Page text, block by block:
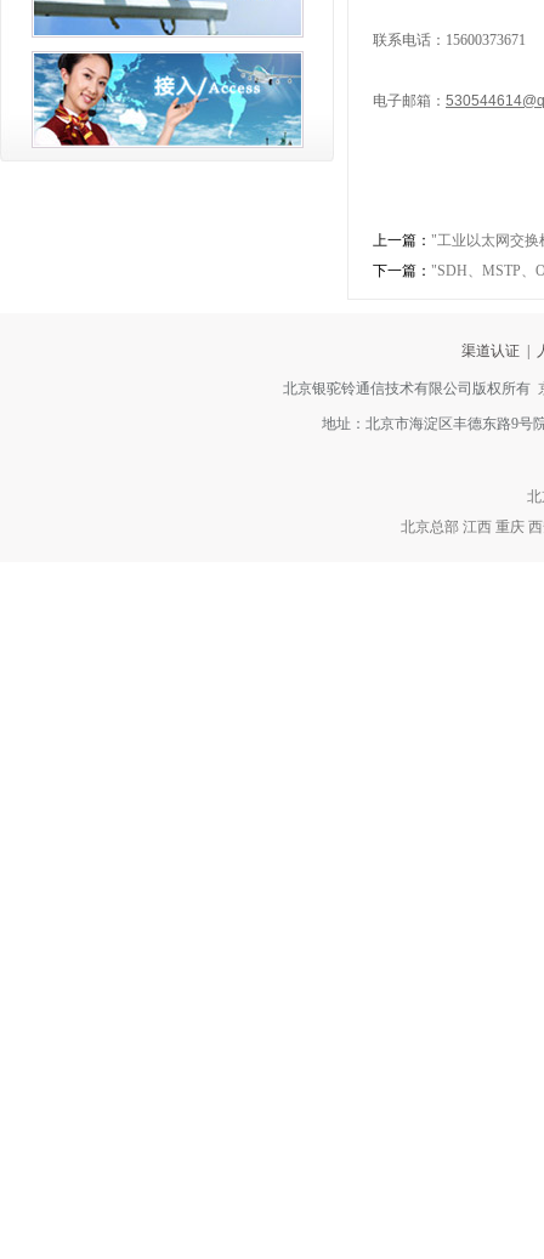
联系电话： 15600373671
电子邮箱：
上一篇： "工业以太网交换
下一篇： "SDH、MSTP、
渠道认证
北京银驼铃通信技术有限公司版权所有
地址：北京市海淀区丰德东路9号
北京总部 江西 重庆